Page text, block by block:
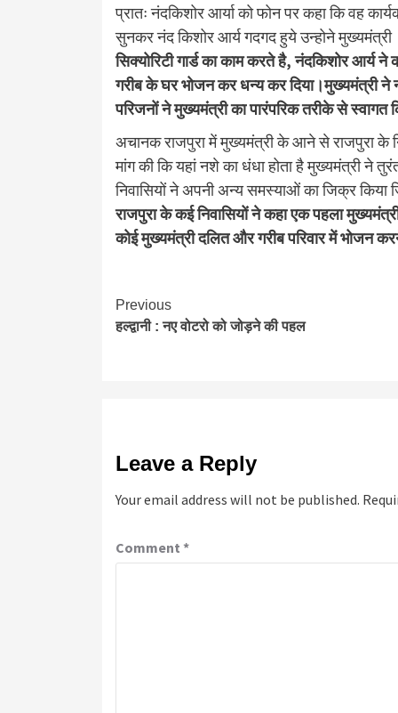
प्रातः नंदकिशोर आर्या को फोन पर कहा कि वह
सुनकर नंद किशोर आर्य गदगद हुये उन्होने मुख्यमंत्री
सिक्योरिटी गार्ड का काम करते है, नंदकिशोर आर्य
गरीब के घर भोजन कर धन्य कर दिया।मुख्यमंत्री
परिजनों ने मुख्यमंत्री का पारंपरिक तरीके से स्वागत
अचानक राजपुरा में मुख्यमंत्री के आने से राजपुरा के
मांग की कि यहां नशे का धंधा होता है मुख्यमंत्री ने
निवासियों ने अपनी अन्य समस्याओं का जिक्र किया
राजपुरा के कई निवासियों ने कहा एक पहला
कोई मुख्यमंत्री दलित और गरीब परिवार में भोजन
Continue
Reading
Previous
हल्द्वानी : नए वोटरो को जोड़ने की पहल
Leave a Reply
Your email address will not be published.
Comment *